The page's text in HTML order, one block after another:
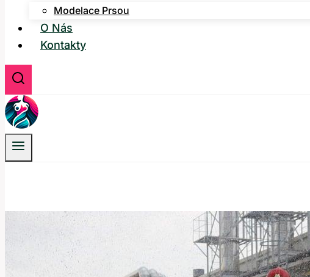
Modelace Prsou
O Nás
Kontakty